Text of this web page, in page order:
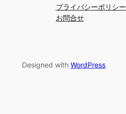
プライバシーポリシー
お問合せ
Designed with WordPress